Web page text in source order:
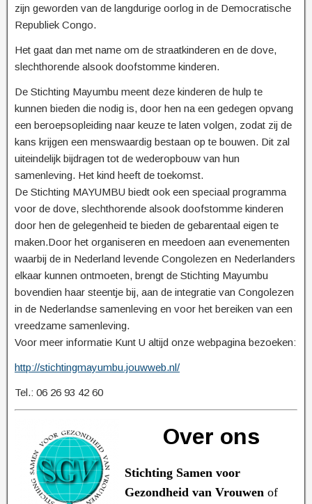
zijn geworden van de langdurige oorlog in de Democratische
Republiek Congo.
Het gaat dan met name om de straatkinderen en de dove,
slechthorende alsook doofstomme kinderen.
De Stichting Mayumbu meent deze kinderen de hulp te
kunnen bieden die nodig is, door hen na een gedegen opvang
een beroepsopleiding naar keuze te laten volgen, zodat zij de
kans krijgen een menswaardig bestaan op te bouwen. Dit zal
uiteindelijk bijdragen tot de wederopbouw van hun
samenleving. Het kind heeft de toekomst.
De Stichting MAYUMBU biedt ook een speciaal programma
voor de dove, slechthorende alsook doofstomme kinderen
door hen de gelegenheid te bieden de gebarentaal eigen te
maken.Door het organiseren en meedoen aan evenementen
waarbij de in Nederland levende Congolezen en Nederlanders
elkaar kunnen ontmoeten, brengt de Stichting Mayumbu
bovendien haar steentje bij, aan de integratie van Congolezen
in de Nederlandse samenleving en voor het bereiken van een
vreedzame samenleving.
Voor meer informatie Kunt U altijd onze webpagina bezoeken:
http://stichtingmayumbu.jouwweb.nl/
Tel.: 06 26 93 42 60
Over ons
Stichting Samen voor
Gezondheid van Vrouwen of